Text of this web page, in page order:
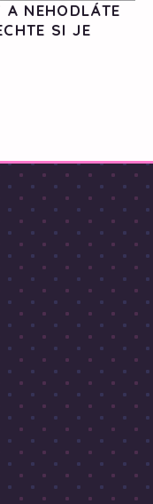
A NEHODLÁTE
SI JE